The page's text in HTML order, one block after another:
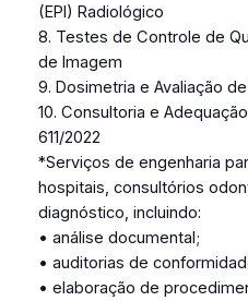
(EPI) Radiológico
8. Testes de Controle de
de Imagem
9. Dosimetria e Avaliação
10. Consultoria e
611/2022
*Serviços de engenharia
hospitais, consultórios
diagnóstico, incluindo:
• análise documental;
• auditorias de
• elaboração de